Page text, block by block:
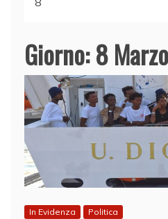
Giorno:8
In Evidenza Politica